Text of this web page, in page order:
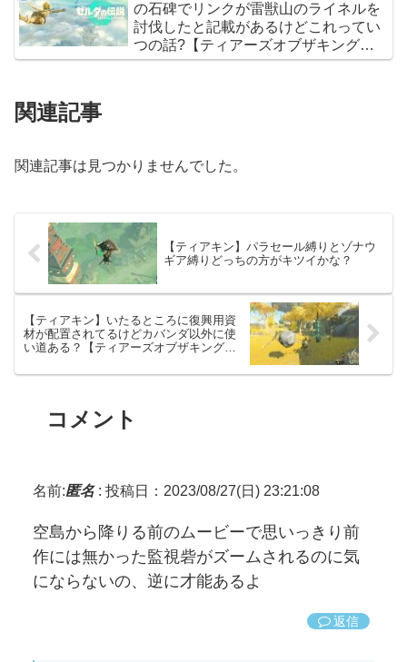
の石碑でリンクが雷獣山のライネルを
討伐したと記載があるけどこれってい
つの話?【ティアーズオブザキングダ
ム】
関連記事
関連記事は見つかりませんでした。
【ティアキン】パラセール縛りとゾナウ
ギア縛りどっちの方がキツイかな？
【ティアキン】いたるところに復興用資
材が配置されてるけどカバンダ以外に使
い道ある？【ティアーズオブザキングダ
コメント
名前:匿名: 投稿日：2023/08/27(日) 23:21:08
空島から降りる前のムービーで思いっきり前
作には無かった監視砦がズームされるのに気
にならないの、逆に才能あるよ
返信